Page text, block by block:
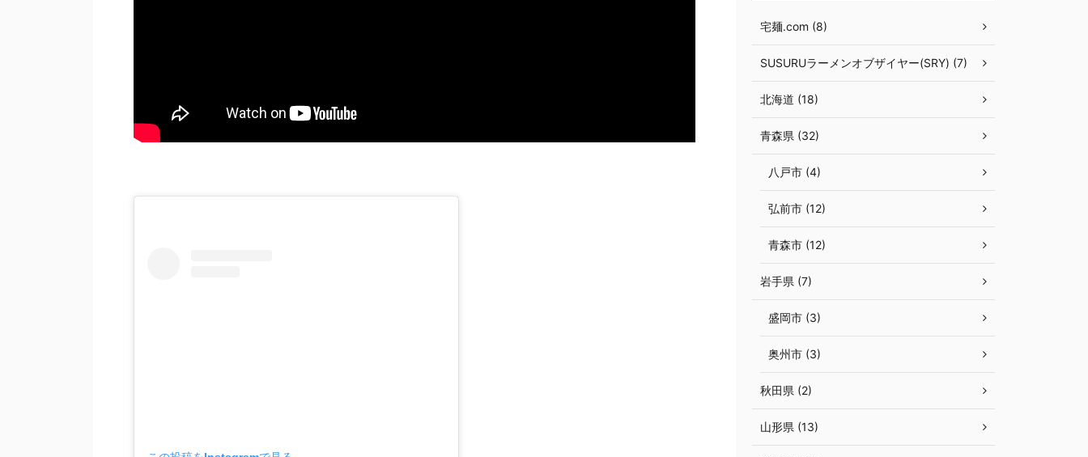
宅麺.com (8)
SUSURUラーメンオブザイヤー(SRY) (7)
北海道 (18)
青森県 (32)
八戸市 (4)
弘前市 (12)
青森市 (12)
岩手県 (7)
盛岡市 (3)
奥州市 (3)
秋田県 (2)
山形県 (13)